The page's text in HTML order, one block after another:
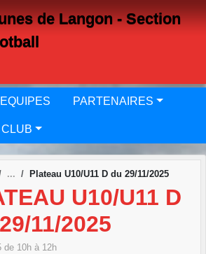
de Langon - Section
PARTENAIRES
CLUB
Plateau U10/U11 D du 29/11/2025
U10/U11 D
11/2025
de 10h à 12h
cookies